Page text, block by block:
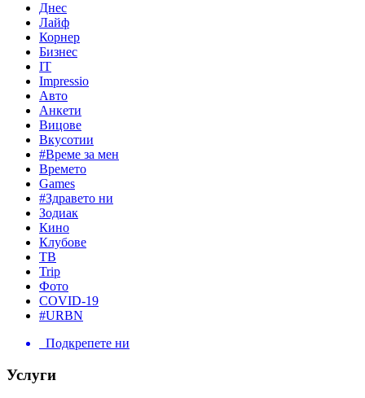
Днес
Лайф
Корнер
Бизнес
IT
Impressio
Авто
Анкети
Вицове
Вкусотии
#Време за мен
Времето
Games
#Здравето ни
Зодиак
Кино
Клубове
ТВ
Trip
Фото
COVID-19
#URBN
Подкрепете ни
Услуги